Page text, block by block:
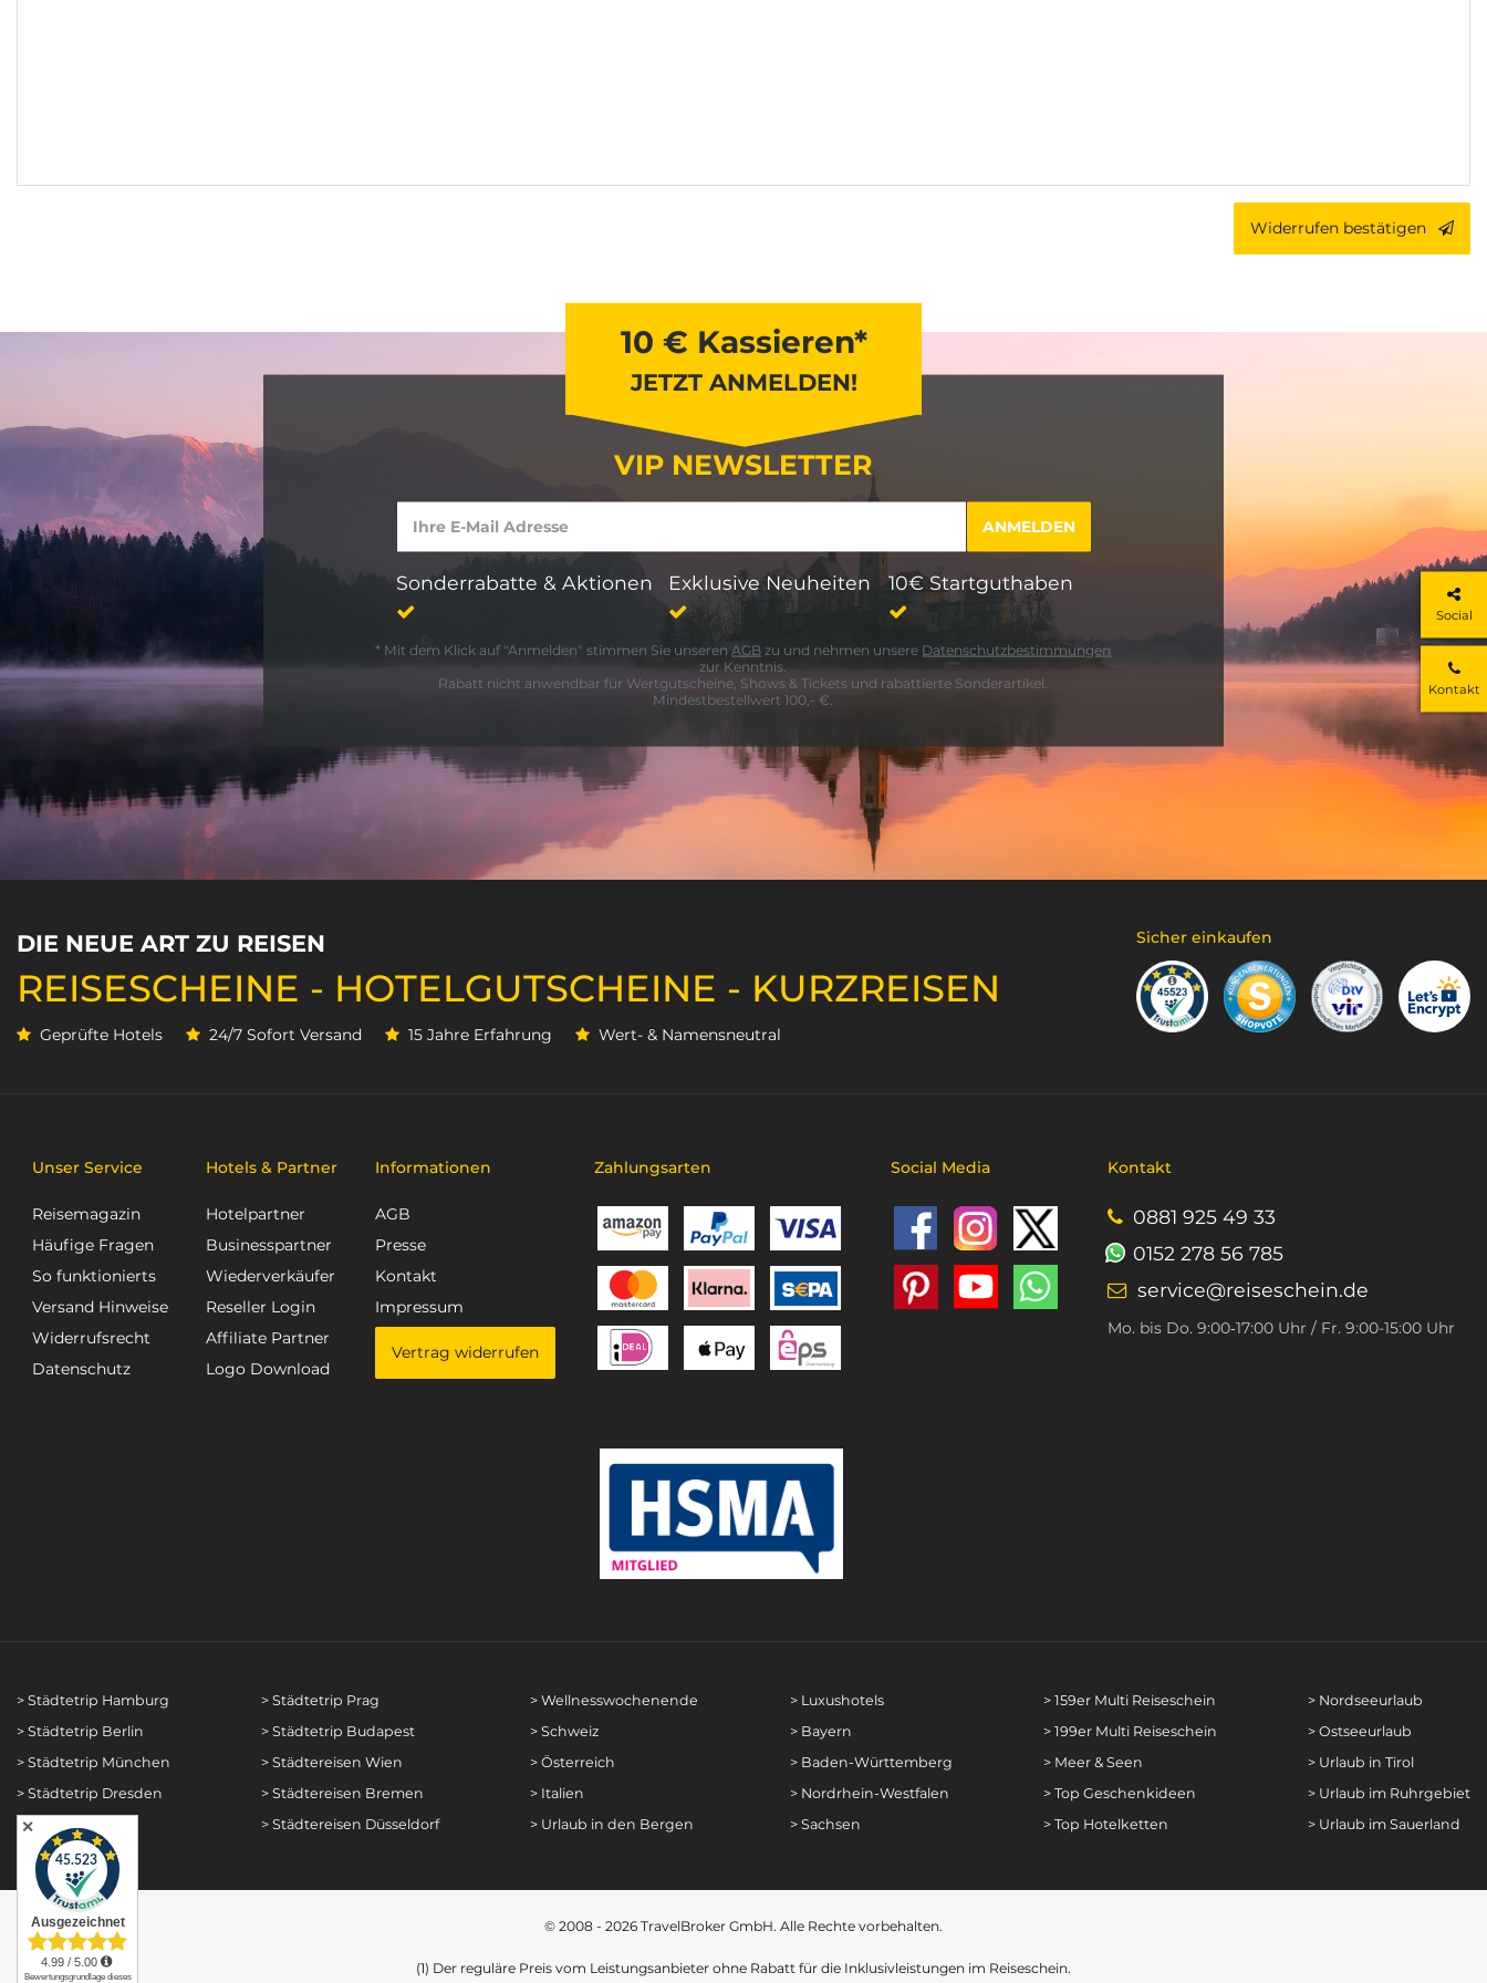
Social
Kontakt
Widerrufen bestätigen
10 € Kassieren*
JETZT ANMELDEN!
VIP NEWSLETTER
Sonderrabatte & Aktionen Exklusive Neuheiten 10€ Startguthaben
* Mit dem Klick auf "Anmelden" stimmen Sie unserenAGB zu und nehmen unsere Datenschutzbestimmungen
zur Kenntnis.
Rabatt nicht anwendbar für Wertgutscheine, Shows & Tickets und rabattierte Sonderartikel.
Mindestbestellwert 100,- €.
DIE NEUE ART ZU REISEN
REISESCHEINE - HOTELGUTSCHEINE - KURZREISEN
Geprüfte Hotels 24/7 Sofort Versand 15 Jahre Erfahrung Wert- & Namensneutral
Sicher einkaufen
Unser Service
Reisemagazin
Häufige Fragen
So funktionierts
Versand Hinweise
Widerrufsrecht
Datenschutz
Hotels & Partner
Hotelpartner
Businesspartner
Wiederverkäufer
Reseller Login
Affiliate Partner
Logo Download
Informationen
AGB
Presse
Kontakt
Impressum
Vertrag widerrufen
Zahlungsarten Social Media Kontakt
0881 925 49 33
0152 278 56 785
service@reiseschein.de
Mo. bis Do. 9:00‑17:00 Uhr / Fr. 9:00-15:00 Uhr
> Städtetrip Hamburg
> Städtetrip Berlin
> Städtetrip München
> Städtetrip Dresden
> Städtetrip Köln
> Städtetrip Prag
> Städtetrip Budapest
> Städtereisen Wien
> Städtereisen Bremen
> Städtereisen Düsseldorf
> Wellnesswochenende
> Schweiz
> Österreich
> Italien
> Urlaub in den Bergen
> Luxushotels
> Bayern
> Baden-Württemberg
> Nordrhein-Westfalen
> Sachsen
> 159er Multi Reiseschein
> 199er Multi Reiseschein
> Meer & Seen
> Top Geschenkideen
> Top Hotelketten
> Nordseeurlaub
> Ostseeurlaub
> Urlaub in Tirol
> Urlaub im Ruhrgebiet
> Urlaub im Sauerland
© 2008 - 2026 TravelBroker GmbH. Alle Rechte vorbehalten.
(1) Der reguläre Preis vom Leistungsanbieter ohne Rabatt für die Inklusivleistungen im Reiseschein.
✕